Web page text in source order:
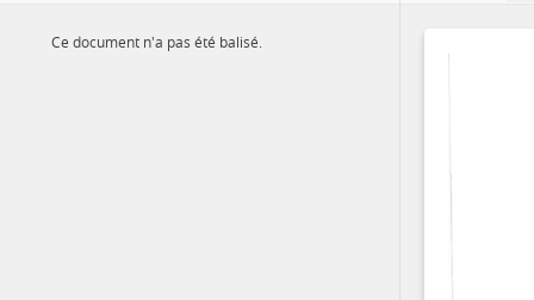
Ce document n'a pas été balisé.